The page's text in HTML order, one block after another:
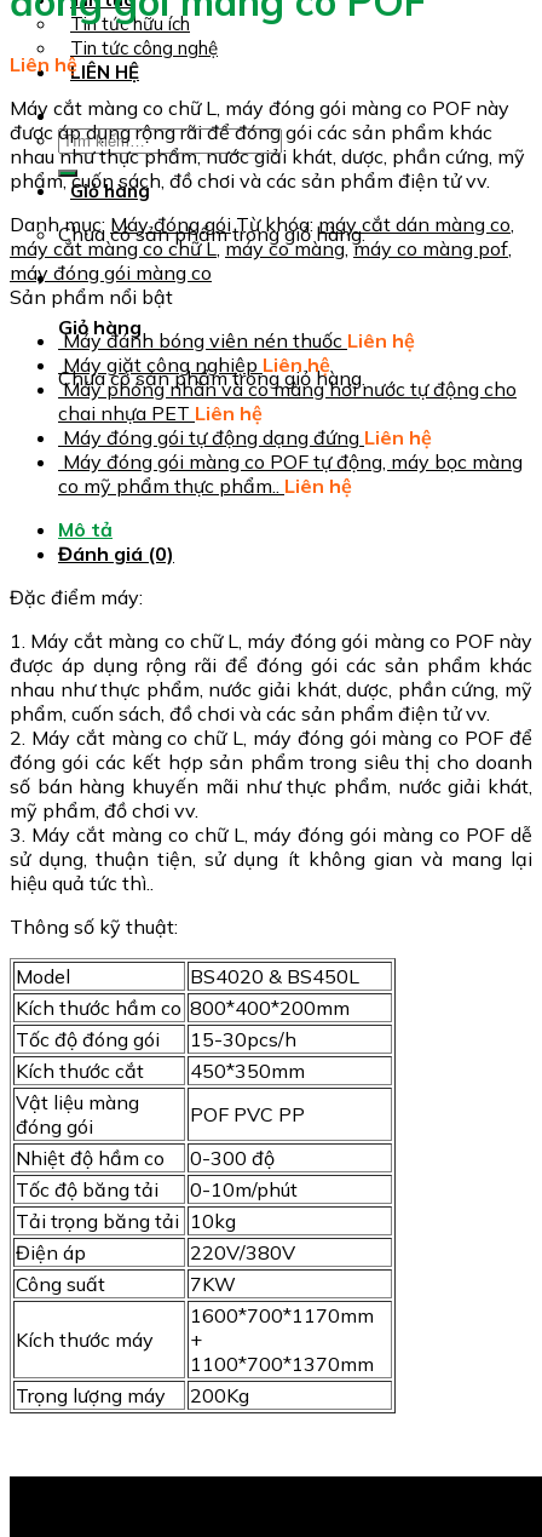
Tin tức hữu ích
Tin tức công nghệ
LIÊN HỆ
Tìm
kiếm:
Giỏ hàng
Chưa có sản phẩm trong giỏ hàng.
Giỏ hàng
Chưa có sản phẩm trong giỏ hàng.
Liên hệ
Máy cắt màng co chữ L, máy đóng gói màng co POF này
được áp dụng rộng rãi để đóng gói các sản phẩm khác
nhau như thực phẩm, nước giải khát, dược, phần cứng, mỹ
phẩm, cuốn sách, đồ chơi và các sản phẩm điện tử vv.
Danh mục: Máy đóng gói Từ khóa:máy cắt dán màng co
máy cắt màng co chữ L,máy co màng,máy co màng pof
máy đóng gói màng co
Sản phẩm nổi bật
Máy đánh bóng viên nén thuốc Liên hệ
Máy giặt công nghiệp Liên hệ
Máy phóng nhãn và co màng hơi nước tự động cho
chai nhựa PET Liên hệ
Máy đóng gói tự động dạng đứng Liên hệ
Máy đóng gói màng co POF tự động, máy bọc màng
co mỹ phẩm thực phẩm.. Liên hệ
Mô tả
Đánh giá (0)
Đặc điểm máy:
1. Máy cắt màng co chữ L, máy đóng gói màng co POF này
được áp dụng rộng rãi để đóng gói các sản phẩm khác
nhau như thực phẩm, nước giải khát, dược, phần cứng, mỹ
phẩm, cuốn sách, đồ chơi và các sản phẩm điện tử vv.
2. Máy cắt màng co chữ L, máy đóng gói màng co POF để
đóng gói các kết hợp sản phẩm trong siêu thị cho doanh
số bán hàng khuyến mãi như thực phẩm, nước giải khát,
mỹ phẩm, đồ chơi vv.
3. Máy cắt màng co chữ L, máy đóng gói màng co POF dễ
sử dụng, thuận tiện, sử dụng ít không gian và mang lại
hiệu quả tức thì..
Thông số kỹ thuật:
Model
BS4020 & BS450L
Kích thước hầm co 800*400*200mm
Tốc độ đóng gói
15-30pcs/h
Kích thước cắt
450*350mm
Vật liệu màng
đóng gói
POF PVC PP
Nhiệt độ hầm co
0-300 độ
Tốc độ băng tải
0-10m/phút
Tải trọng băng tải 10kg
Điện áp
220V/380V
Công suất
7KW
Kích thước máy
1600*700*1170mm
+
1100*700*1370mm
Trọng lượng máy
200Kg